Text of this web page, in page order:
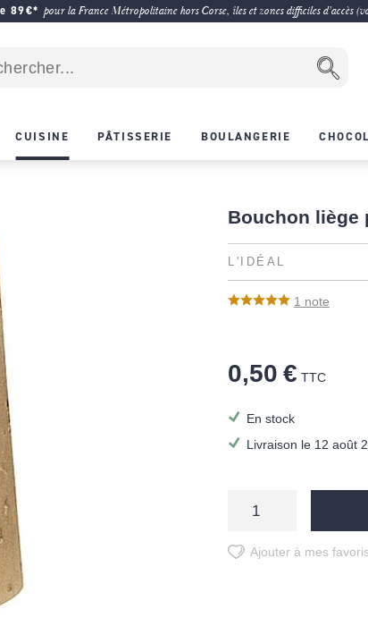
89€* pour la France Métropolitaine hors Corse, îles et zones difficiles d'accès
CUISINE PÂTISSERIE BOULANGERIE
Bouchon liège
L'IDÉAL
1 note
0,50 € TTC
En stock
Livraison le 12 août
Ajouter à mes